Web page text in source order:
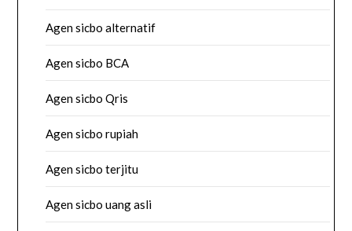
Agen sicbo alternatif
Agen sicbo BCA
Agen sicbo Qris
Agen sicbo rupiah
Agen sicbo terjitu
Agen sicbo uang asli